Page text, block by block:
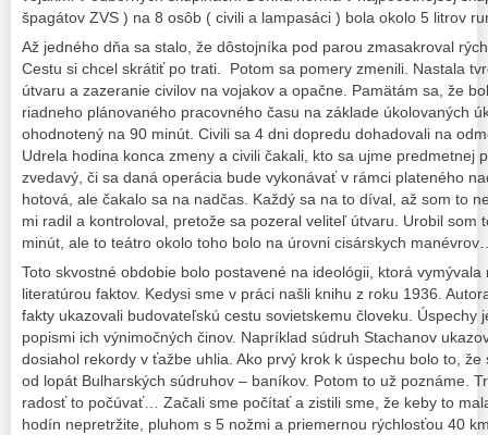
špagátov ZVS ) na 8 osôb ( civili a lampasáci ) bola okolo 5 litrov
Až jedného dňa sa stalo, že dôstojníka pod parou zmasakroval
Cestu si chcel skrátiť po trati. Potom sa pomery zmenili. Nastala
útvaru a zazeranie civilov na vojakov a opačne. Pamätám sa, že
riadneho plánovaného pracovného času na základe úkolovaných
ohodnotený na 90 minút. Civili sa 4 dni dopredu dohadovali na
Udrela hodina konca zmeny a civili čakali, kto sa ujme predmetnej
zvedavý, či sa daná operácia bude vykonávať v rámci plateného
hotová, ale čakalo sa na nadčas. Každý sa na to díval, až som to
mi radil a kontroloval, pretože sa pozeral veliteľ útvaru. Urobil som
minút, ale to teátro okolo toho bolo na úrovni cisárskych
Toto skvostné obdobie bolo postavené na ideológii, ktorá
literatúrou faktov. Kedysi sme v práci našli knihu z roku 1936.
fakty ukazovali budovateľskú cestu sovietskemu človeku. Úspechy
popismi ich výnimočných činov. Napríklad súdruh Stachanov
dosiahol rekordy v ťažbe uhlia. Ako prvý krok k úspechu bolo to,
od lopát Bulharských súdruhov – baníkov. Potom to už poznáme.
radosť to počúvať… Začali sme počítať a zistili sme, že keby to
hodín nepretržite, pluhom s 5 nožmi a priemernou rýchlosťou 40